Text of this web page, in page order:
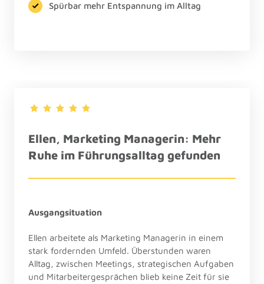
Spürbar mehr Entspannung im Alltag
Ellen, Marketing Managerin:
Ruhe im Führungsalltag gefunden
Ausgangsituation
Ellen arbeitete als Marketing Managerin in einem
stark fordernden Umfeld. Überstunden waren
Alltag, zwischen Meetings, strategischen Aufgaben
und Mitarbeitergesprächen blieb keine Zeit für sie